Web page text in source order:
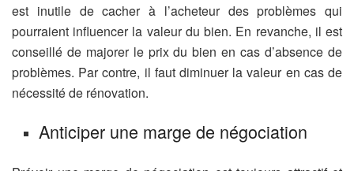
est inutile de cacher à l’acheteur des problèmes qui
pourraient influencer la valeur du bien. En revanche, il est
conseillé de majorer le prix du bien en cas d’absence de
problèmes. Par contre, il faut diminuer la valeur en cas de
nécessité de rénovation.
Anticiper une marge de négociation